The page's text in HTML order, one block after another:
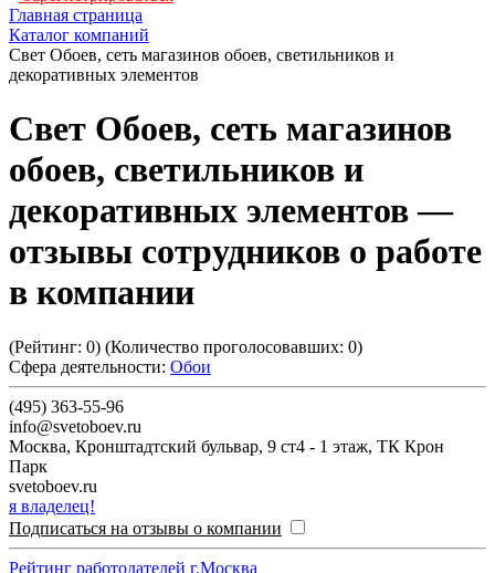
Главная страница
Каталог компаний
Свет Обоев, сеть магазинов обоев, светильников и
декоративных элементов
Свет Обоев, сеть магазинов
обоев, светильников и
декоративных элементов—
отзывы сотрудников о работе
в компании
(Рейтинг: 0) (Количество проголосовавших: 0)
Сфера деятельности: Обои
(495) 363-55-96
info@svetoboev.ru
Москва, Кронштадтский бульвар, 9 ст4 - 1 этаж, ТК Крон
Парк
svetoboev.ru
я владелец!
Подписаться на отзывы о компании
Рейтинг работодателей г.Москва